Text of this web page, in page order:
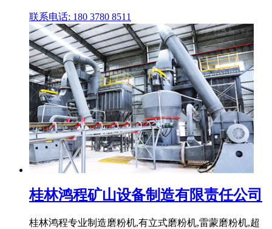
联系电话: 180 3780 8511
桂林鸿程矿山设备制造有限责任公司
桂林鸿程专业制造磨粉机,有立式磨粉机,雷蒙磨粉机,超